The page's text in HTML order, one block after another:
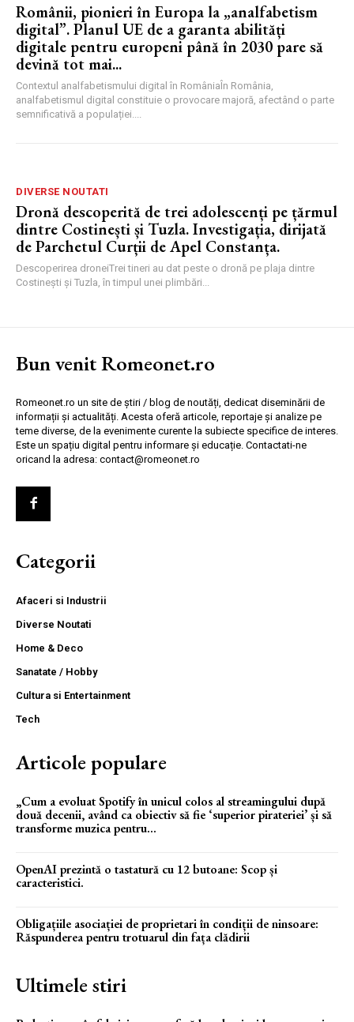
Românii, pionieri în Europa la „analfabetism
digital”. Planul UE de a garanta abilități
digitale pentru europeni până în 2030 pare să
devină tot mai...
Contextul analfabetismului digital în RomâniaÎn România,
analfabetismul digital constituie o provocare majoră, afectând o parte
semnificativă a populației....
DIVERSE NOUTATI
Dronă descoperită de trei adolescenți pe țărmul
dintre Costinești și Tuzla. Investigația, dirijată
de Parchetul Curții de Apel Constanța.
Descoperirea droneiTrei tineri au dat peste o dronă pe plaja dintre
Costinești și Tuzla, în timpul unei plimbări...
Bun venit Romeonet.ro
Romeonet.ro un site de știri / blog de noutăți, dedicat diseminării de
informații și actualități. Acesta oferă articole, reportaje și analize pe
teme diverse, de la evenimente curente la subiecte specifice de interes.
Este un spațiu digital pentru informare și educație. Contactati-ne
oricand la adresa: contact@romeonet.ro
Categorii
Afaceri si Industrii
Diverse Noutati
Home & Deco
Sanatate / Hobby
Cultura si Entertainment
Tech
Articole populare
„Cum a evoluat Spotify în unicul colos al streamingului după
două decenii, având ca obiectiv să fie ‘superior pirateriei’ și să
transforme muzica pentru...
OpenAI prezintă o tastatură cu 12 butoane: Scop și
caracteristici.
Obligațiile asociației de proprietari în condiții de ninsoare:
Răspunderea pentru trotuarul din fața clădirii
Ultimele stiri